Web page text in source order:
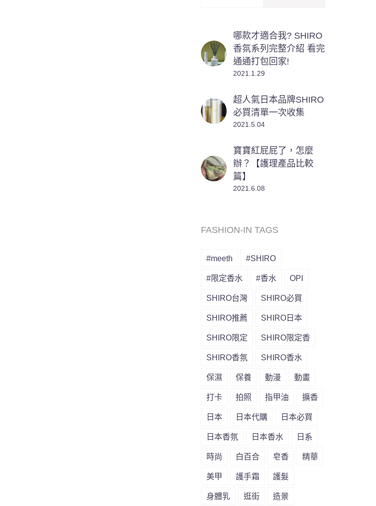
哪款才適合我? SHIRO
香氛系列完整介紹 看完
通通打包回家!
2021.1.29
超人氣日本品牌SHIRO
必買清單一次收集
2021.5.04
寶寶紅屁屁了，怎麼
辦？【護理產品比較
篇】
2021.6.08
FASHION-IN TAGS
#meeth #SHIRO
#限定香水 #香水 OPI
SHIRO台灣 SHIRO必買
SHIRO推薦 SHIRO日本
SHIRO限定 SHIRO限定香
SHIRO香氛 SHIRO香水
保濕 保養 動漫 動畫
打卡 拍照 指甲油 擴香
日本 日本代購 日本必買
日本香氛 日本香水 日系
時尚 白百合 皂香 精華
美甲 護手霜 護髮
身體乳 逛街 造景